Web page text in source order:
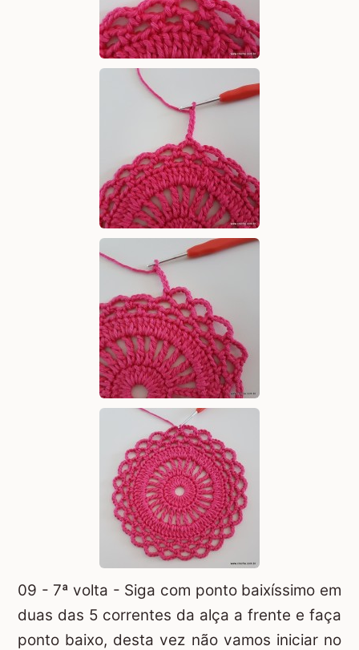
09 - 7ª volta - Siga com ponto baixíssimo em
duas das 5 correntes da alça a frente e faça
ponto baixo, desta vez não vamos iniciar no